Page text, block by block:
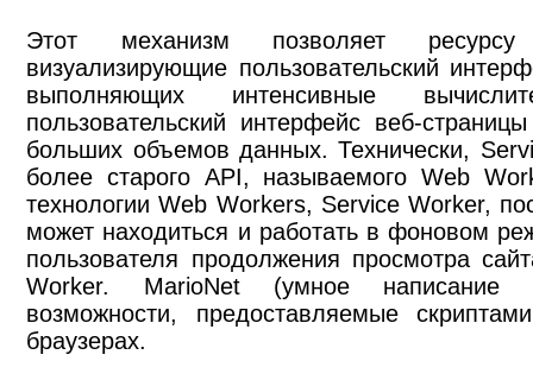
Этот механизм позволяет ресурсу
визуализирующие пользовательский
выполняющих интенсивные
пользовательский интерфейс веб-
больших объемов данных. Технически,
более старого API, называемого Web
технологии Web Workers, Service Worker,
может находиться и работать в фоновом
пользователя продолжения просмотра
Worker. MarioNet (умное написание
возможности, предоставляемые
браузерах.